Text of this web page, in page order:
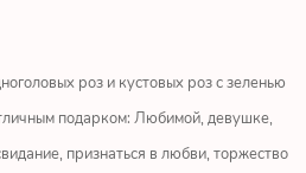
роз и кустовых роз с зеленью
подарком: Любимой, девушке,
признаться в любви, торжество